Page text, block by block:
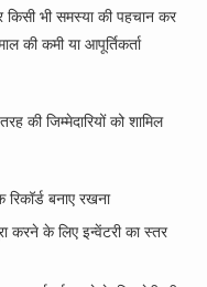
भी समस्या की पहचान कर
की कमी या आपूर्तिकर्ता
की जिम्मेदारियों को शामिल
बनाए रखना
करने के लिए इन्वेंटरी का स्तर